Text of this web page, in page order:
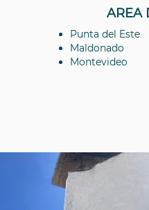
AREA
Punta del Este
Maldonado
Montevideo